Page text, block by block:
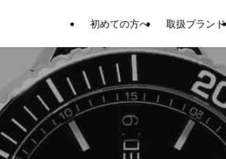
初めての方へ 取扱ブランド